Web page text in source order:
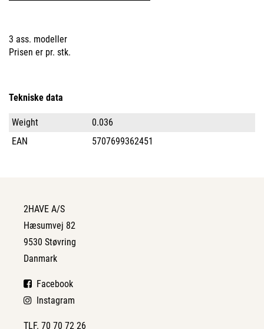
3 ass. modeller
Prisen er pr. stk.
Tekniske data
Weight
0.036
EAN
5707699362451
2HAVE A/S
Hæsumvej 82
9530 Støvring
Danmark
Facebook
Instagram
TLF. 70 70 72 26